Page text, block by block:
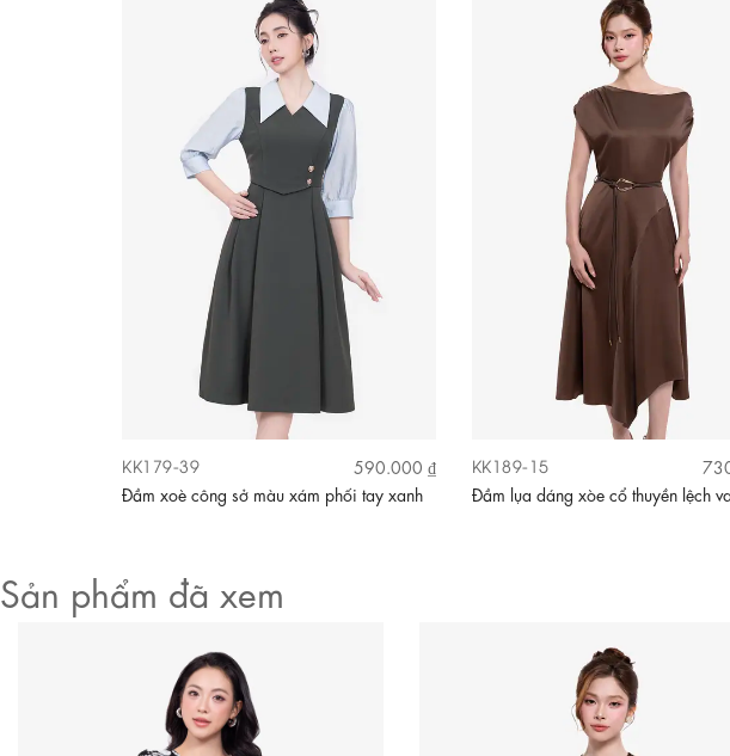
Video
KK179-39
590.000 ₫
Đầm xoè công sở màu xám phối tay xanh
KK189-15
Đầm lụa dáng xòe cổ thuyền lệch
Sản phẩm đã xem